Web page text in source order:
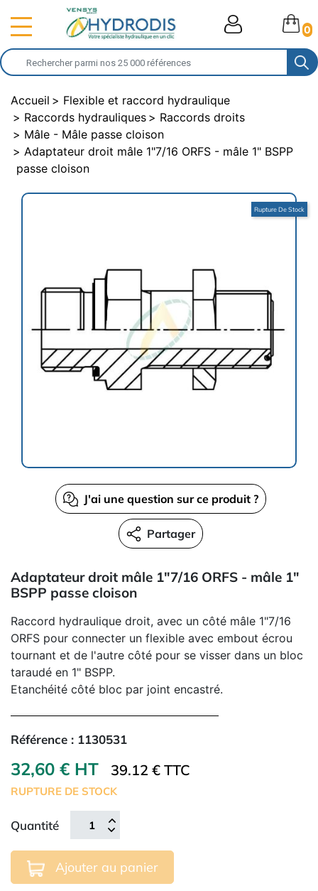
0
Accueil
Flexible et raccord hydraulique
Raccords hydrauliques
Raccords droits
Mâle - Mâle passe cloison
Adaptateur droit mâle 1"7/16 ORFS - mâle 1" BSPP
passe cloison
Rupture De Stock
J'ai une question sur ce produit ?
Partager
Adaptateur droit mâle 1"7/16 ORFS - mâle 1"
BSPP passe cloison
Raccord hydraulique droit, avec un côté mâle 1"7/16
ORFS pour connecter un flexible avec embout écrou
tournant et de l'autre côté pour se visser dans un bloc
taraudé en 1" BSPP.
Etanchéité côté bloc par joint encastré.
Référence : 1130531
32,60 € HT 39.12 € TTC
RUPTURE DE STOCK
Quantité
Ajouter au panier